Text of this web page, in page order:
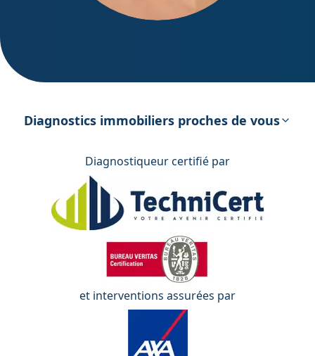
énergétique
Diagnostics immobiliers proches de vous
Diagnostiqueur certifié par
et interventions assurées par